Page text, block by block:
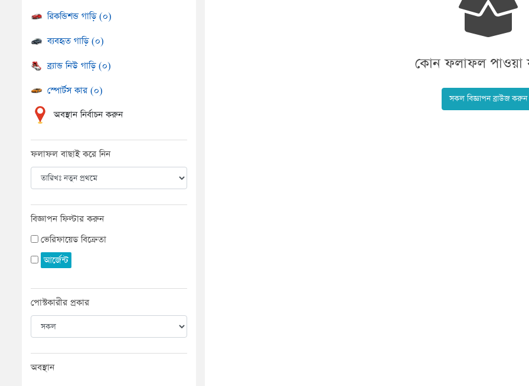
রিকন্ডিশন্ড গাড়ি (০)
ব্যবহৃত গাড়ি (০)
ব্র্যান্ড নিউ গাড়ি (০)
স্পোর্টস কার (০)
অবস্থান নির্বাচন করুন
ফলাফল বাছাই করে নিন
বিজ্ঞাপন ফিল্টার করুন
ভেরিফায়েড বিক্রেতা
আর্জেন্ট
পোস্টকারীর প্রকার
অবস্থান
কোন ফলাফল পাওয়া
সকল বিজ্ঞাপন ব্রাউজ করুন